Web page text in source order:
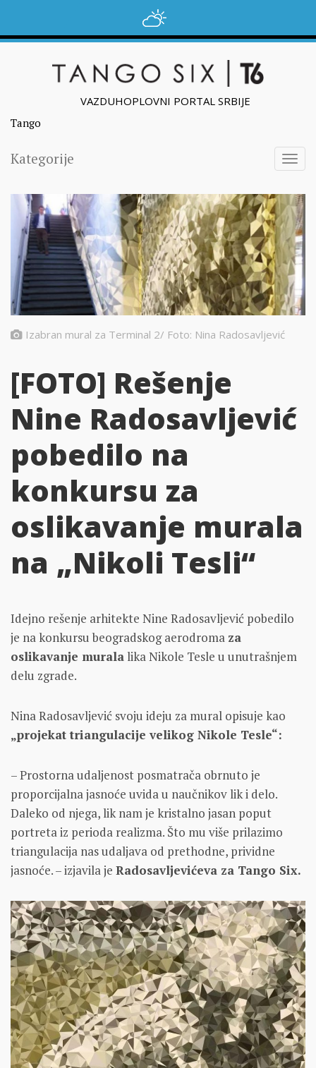
VAZDUHOPLOVNI PORTAL SRBIJE
Tango
Kategorije
Izabran mural za Terminal 2/ Foto: Nina Radosavljević
[FOTO] Rešenje
Nine Radosavljević
pobedilo na
konkursu za
oslikavanje murala
na „Nikoli Tesli“
Idejno rešenje arhitekte Nine Radosavljević pobedilo
je na konkursu beogradskog aerodroma za
oslikavanje murala lika Nikole Tesle u unutrašnjem
delu zgrade.
Nina Radosavljević svoju ideju za mural opisuje kao
„projekat triangulacije velikog Nikole Tesle“:
– Prostorna udaljenost posmatrača obrnuto je
proporcijalna jasnoće uvida u naučnikov lik i delo.
Daleko od njega, lik nam je kristalno jasan poput
portreta iz perioda realizma. Što mu više prilazimo
triangulacija nas udaljava od prethodne, prividne
jasnoće. – izjavila je Radosavljevićeva za Tango Six.